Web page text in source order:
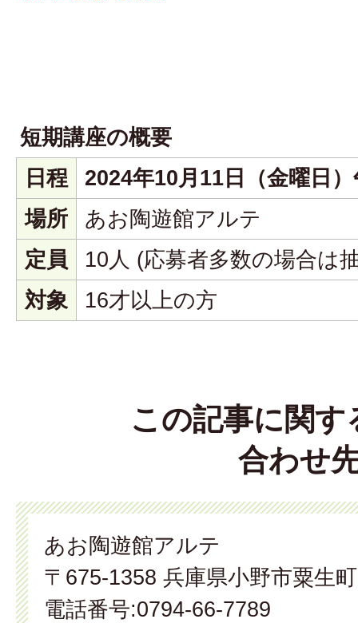
短期講座の概要
日程
2024年10月11日（金曜日
場所
あお陶遊館アルテ
定員
10人 (応募者多数の場合は
対象
16才以上の方
この記事に関す
合わせ
あお陶遊館アルテ
〒675-1358 兵庫県小野市粟生
電話番号:0794-66-7789